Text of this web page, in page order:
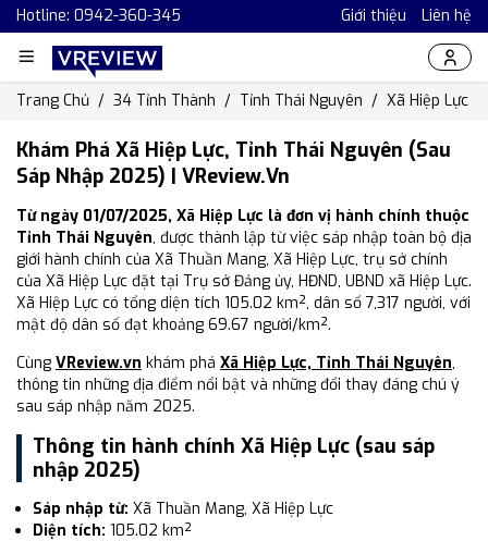
Hotline: 0942-360-345 Giới thiệu Liên hệ
Trang Chủ 34 Tỉnh Thành Tỉnh Thái Nguyên Xã Hiệp Lực
Khám Phá Xã Hiệp Lực, Tỉnh Thái Nguyên (Sau
Sáp Nhập 2025) | VReview.vn
Từ ngày 01/07/2025, Xã Hiệp Lực là đơn vị hành chính thuộc
Tỉnh Thái Nguyên, được thành lập từ việc sáp nhập toàn bộ địa
giới hành chính của Xã Thuần Mang, Xã Hiệp Lực, trụ sở chính
của Xã Hiệp Lực đặt tại Trụ sở Đảng ủy, HĐND, UBND xã Hiệp Lực.
Xã Hiệp Lực có tổng diện tích 105.02 km², dân số 7,317 người, với
mật độ dân số đạt khoảng 69.67 người/km².
Cùng VReview.vn khám phá Xã Hiệp Lực, Tỉnh Thái Nguyên,
thông tin những địa điểm nổi bật và những đổi thay đáng chú ý
sau sáp nhập năm 2025.
Thông tin hành chính Xã Hiệp Lực (sau sáp
nhập 2025)
Sáp nhập từ: Xã Thuần Mang, Xã Hiệp Lực
Diện tích: 105.02 km²